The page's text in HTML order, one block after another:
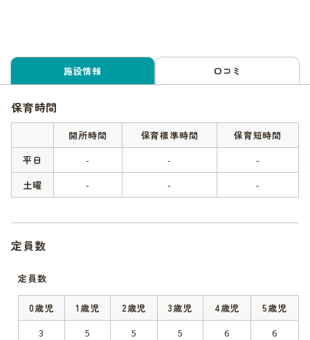
施設情報 口コミ
保育時間
開所時間 保育標準時間
保育短時間
平日
- -
-
土曜
- - -
定員数
定員数
0歳児 1歳児 2歳児 3歳児 4歳児
5歳児
3
5 5 5 6
6